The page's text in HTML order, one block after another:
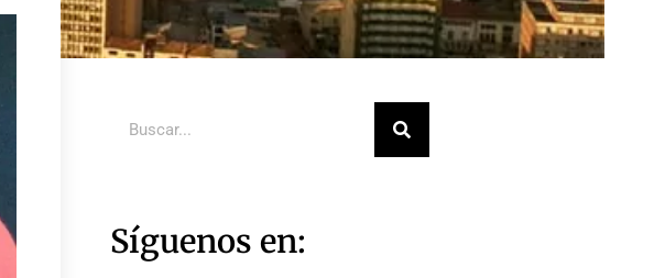
Síguenos en: